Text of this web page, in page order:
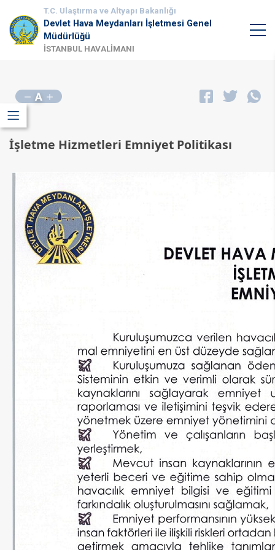
T.C. Ulaştırma ve Altyapı Bakanlığı
Devlet Hava Meydanları İşletmesi Genel
Müdürlüğü
İSTANBUL HAVALİMANI
A
İşletme Hizmetleri Emniyet Politikası